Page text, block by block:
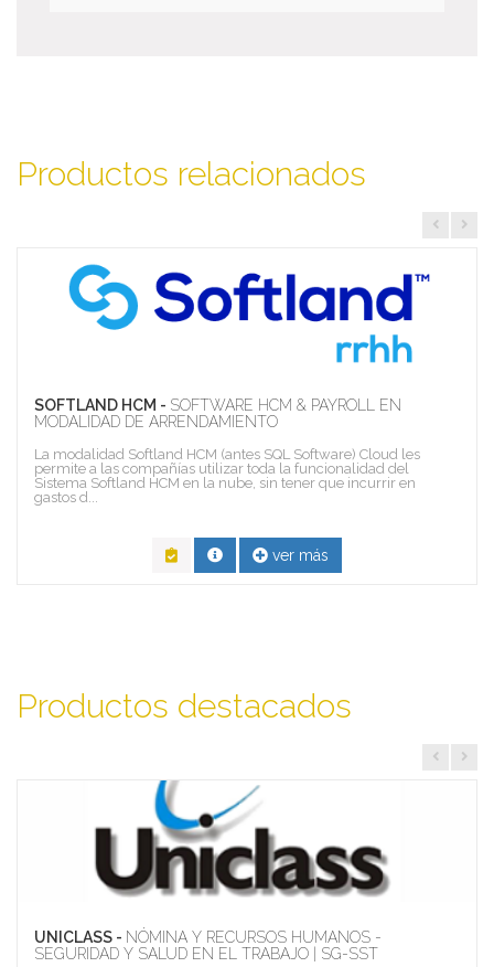
Productos relacionados
SOFTLAND HCM - SOFTWARE HCM & PAYROLL EN
MODALIDAD DE ARRENDAMIENTO
La modalidad Softland HCM (antes SQL Software) Cloud les
permite a las compañías utilizar toda la funcionalidad del
Sistema Softland HCM en la nube, sin tener que incurrir en
gastos d...
ver más
Productos destacados
UNICLASS - NÓMINA Y RECURSOS HUMANOS -
SEGURIDAD Y SALUD EN EL TRABAJO | SG-SST